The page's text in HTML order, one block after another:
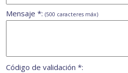
Mensaje *: (500 caracteres máx)
Código de validación *: